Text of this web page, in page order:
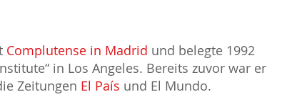
Complutense in Madrid und belegte 1992
in Los Angeles. Bereits zuvor war er
Zeitungen El País und El Mundo.